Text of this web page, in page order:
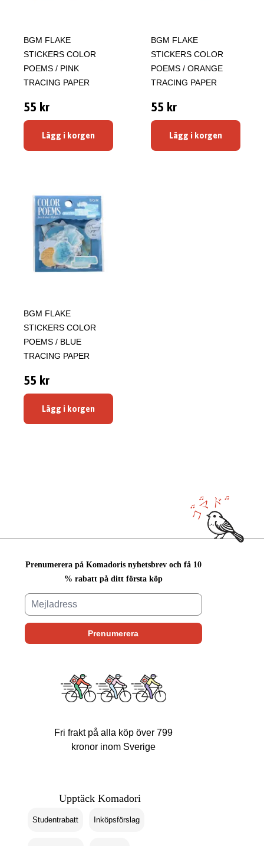
BGM FLAKE
STICKERS COLOR
POEMS / PINK
TRACING PAPER
55 kr
Lägg i korgen
BGM FLAKE
STICKERS COLOR
POEMS / ORANGE
TRACING PAPER
55 kr
Lägg i korgen
BGM FLAKE
STICKERS COLOR
POEMS / BLUE
TRACING PAPER
55 kr
Lägg i korgen
Prenumerera på Komadoris nyhetsbrev och få 10
% rabatt på ditt första köp
Fri frakt på alla köp över 799
kronor inom Sverige
Upptäck Komadori
Studentrabatt Inköpsförslag